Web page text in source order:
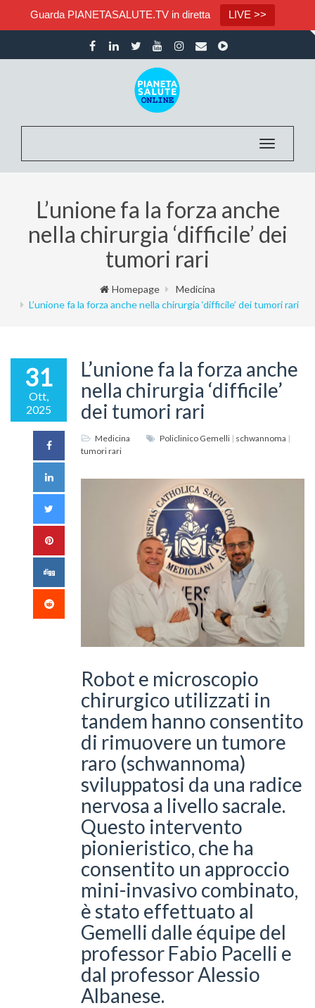
Guarda PIANETASALUTE.TV in diretta LIVE >>
Toggle
L’unione fa la forza anche
nella chirurgia ‘difficile’ dei
tumori rari
Homepage
Medicina
L’unione fa la forza anche nella chirurgia ‘difficile’ dei tumori rari
31
Ott,
2025
L’unione fa la forza anche
nella chirurgia ‘difficile’
dei tumori rari
Medicina Policlinico Gemelli | schwannoma |
tumori rari
Robot e microscopio
chirurgico utilizzati in
tandem hanno consentito
di rimuovere un tumore
raro (schwannoma)
sviluppatosi da una radice
nervosa a livello sacrale.
Questo intervento
pionieristico, che ha
consentito un approccio
mini-invasivo combinato,
è stato effettuato al
Gemelli dalle équipe del
professor Fabio Pacelli e
dal professor Alessio
Albanese.